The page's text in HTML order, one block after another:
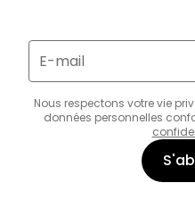
E-mail
Nous respectons votre vie
données personnelles